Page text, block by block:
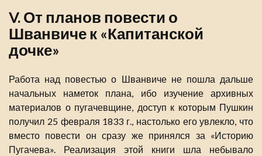
V. От планов повести о
Шванвиче к «Капитанской
дочке»
Работа над повестью о Шванвиче не пошла дальше
начальных наметок плана, ибо изучение архивных
материалов о пугачевщине, доступ к которым Пушкин
получил 25 февраля 1833 г., настолько его увлекло, что
вместо повести он сразу же принялся за «Историю
Пугачева». Реализация этой книги шла небывало